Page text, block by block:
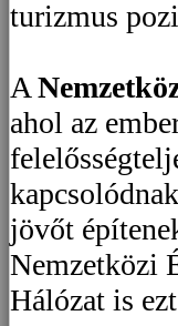
turizmus
A
ahol az
jövőt
Nemzetközi
Hálózat is